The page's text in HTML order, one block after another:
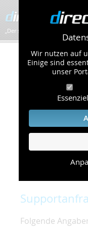
Wir nutzen auf
Einige sind
unser
„Der schnellste Bilder-Hoster im
Kontakt
Um eine
Bearbeitung
bitten wir Sie,
folgende Punkte
Die schnellste
Seite, die die
Folgende